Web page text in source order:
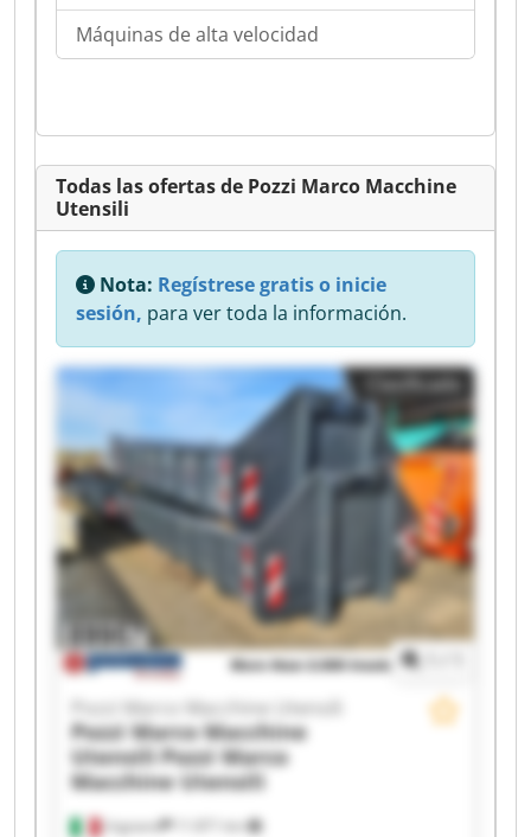
Máquinas de alta velocidad
Todas las ofertas de Pozzi Marco Macchine
Utensili
Nota: Regístrese gratis o inicie
sesión, para ver toda la información.
Clasificado
Urgnano 11.871 km
Pozzi Marco Macchine Utensili
Pozzi Marco Macchine
Utensili Pozzi Marco
Macchine Utensili